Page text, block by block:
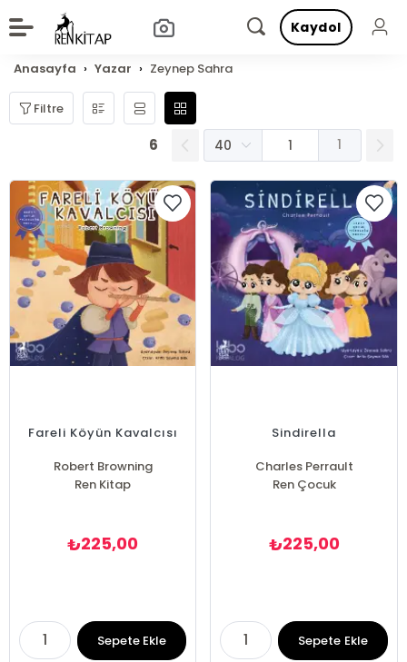
Kaydol
Anasayfa Yazar Zeynep Sahra
Filtre
6 1
Fareli Köyün Kavalcısı
Robert Browning
Ren Kitap
₺225,00
Sepete Ekle
Sindirella
Charles Perrault
Ren Çocuk
₺225,00
Sepete Ekle